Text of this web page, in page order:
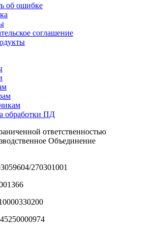
об ошибке
соглашение
обработки ПД
ответственностью
Объединение
270301001